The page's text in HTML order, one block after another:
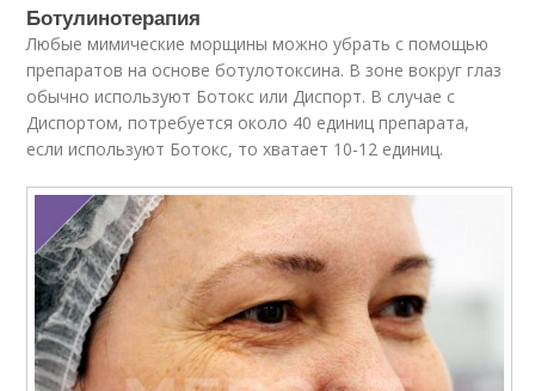
Ботулинотерапия
Любые мимические морщины можно убрать с помощью
препаратов на основе ботулотоксина. В зоне вокруг глаз
обычно используют Ботокс или Диспорт. В случае с
Диспортом, потребуется около 40 единиц препарата,
если используют Ботокс, то хватает 10-12 единиц.